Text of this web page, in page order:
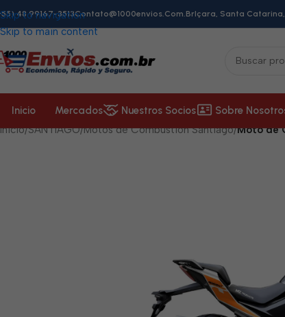
Skip to navigation
Skip to main content
48 99167-3513Contato@1000envios.com.brIçara, Santa
Inicio Mercados Nuestros Socios Sobre
Inicio/SANTIAGO/Motos de Combustión Santiago/Moto de